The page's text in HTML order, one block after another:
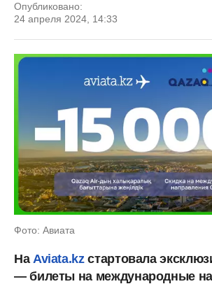
Опубликовано:
24 апреля 2024, 14:33
Фото: Авиата
На Aviata.kzстартовала
— билеты на международные